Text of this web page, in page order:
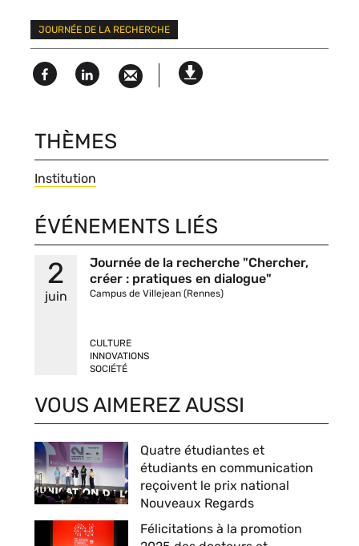
Mots
clés
JOURNÉE DE LA RECHERCHE
FacebookLinked
THÈMES
Thèmes
Institution
ÉVÉNEMENTS LIÉS
Événements
liés
2
juin
Titre
court
Journée de la recherche "Chercher,
créer : pratiques en dialogue"
Campus de Villejean (Rennes)
CULTURE
INNOVATIONS
SOCIÉTÉ
VOUS AIMEREZ AUSSI
Quatre étudiantes et
étudiants en communication
reçoivent le prix national
Nouveaux Regards
Félicitations à la promotion